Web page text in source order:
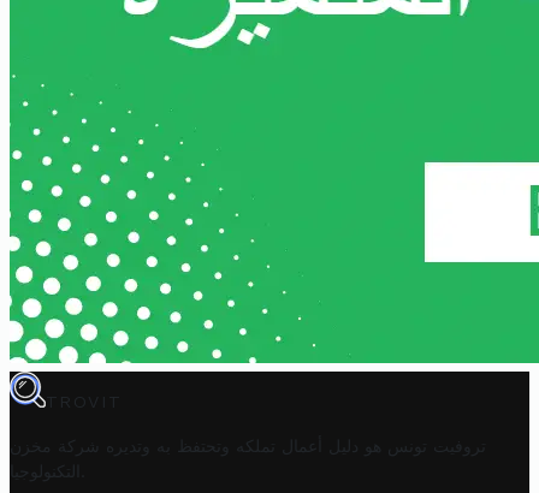
TROVIT
تروفيت تونس هو دليل أعمال تملكه وتحتفظ به وتديره
شركة مخزن
التكنولوجيا